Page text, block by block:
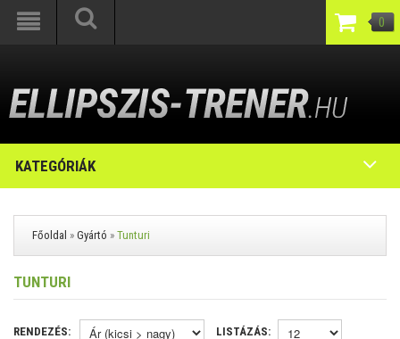
0
KATEGÓRIÁK
Főoldal » Gyártó » Tunturi
TUNTURI
RENDEZÉS: LISTÁZÁS: